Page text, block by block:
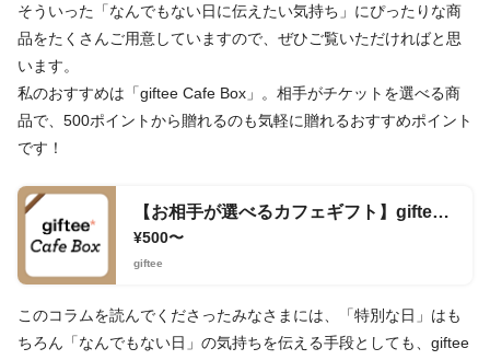
そういった「なんでもない日に伝えたい気持ち」にぴったりな商
品をたくさんご用意していますので、ぜひご覧いただければと思
います。
私のおすすめは「giftee Cafe Box」。相手がチケットを選べる商
品で、500ポイントから贈れるのも気軽に贈れるおすすめポイント
です！
【お相手が選べるカフェギフト】giftee Cafe Box
¥500〜
giftee
このコラムを読んでくださったみなさまには、「特別な日」はも
ちろん「なんでもない日」の気持ちを伝える手段としても、giftee